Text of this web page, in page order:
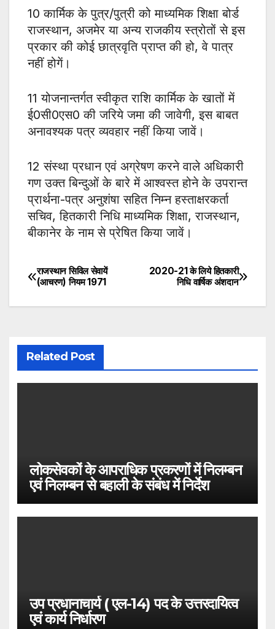
10 कार्मिक के पुत्र/पुत्री को माध्यमिक शिक्षा बोर्ड
राजस्थान, अजमेर या अन्य राजकीय स्त्रोतों से इस
प्रकार की कोई छात्रवृति प्राप्त की हो, वे पात्र
नहीं होगें।
11 योजनान्तर्गत स्वीकृत राशि कार्मिक के खातों में
ई0सी0एस0 की जरिये जमा की जावेगी, इस बाबत
अनावश्यक पत्र व्यवहार नहीं किया जावें।
12 संस्था प्रधान एवं अग्रेषण करने वाले अधिकारी
गण उक्त बिन्दुओं के बारे में आश्वस्त होने के उपरान्त
प्रार्थना-पत्र अनुशंषा सहित निम्न हस्ताक्षरकर्ता
सचिव, हितकारी निधि माध्यमिक शिक्षा, राजस्थान,
बीकानेर के नाम से प्रेषित किया जावें।
Post
navigation
2020-21 के लिये हितकारी
निधि वार्षिक अंशदान
राजस्थान सिविल सेवायें
(आचरण) नियम 1971
Related Post
लोकसेवकों के आपराधिक प्रकरणों में निलम्बन
एवं निलम्बन से बहाली के संबंध में निर्देश
उप प्रधानाचार्य ( एल-14) पद के उत्तरदायित्व
एवं कार्य निर्धारण